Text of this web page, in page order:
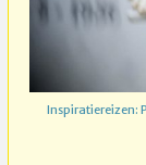
Inspiratiereizen: